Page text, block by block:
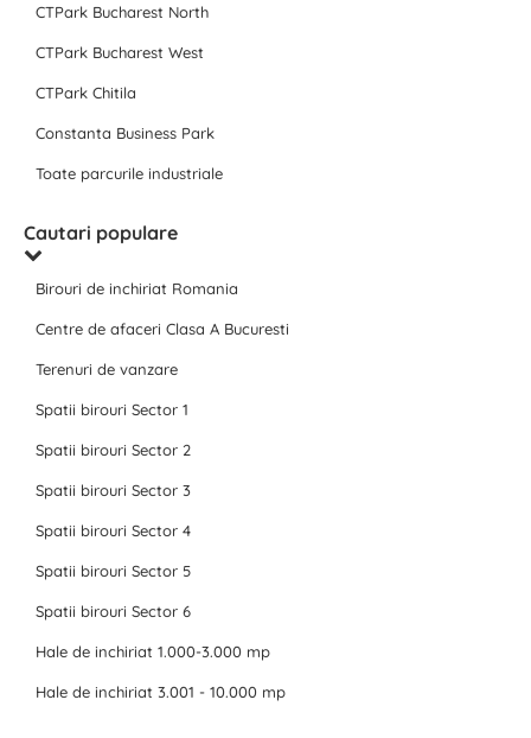
CTPark Bucharest North
CTPark Bucharest West
CTPark Chitila
Constanta Business Park
Toate parcurile industriale
Cautari populare
Birouri de inchiriat Romania
Centre de afaceri Clasa A Bucuresti
Terenuri de vanzare
Spatii birouri Sector 1
Spatii birouri Sector 2
Spatii birouri Sector 3
Spatii birouri Sector 4
Spatii birouri Sector 5
Spatii birouri Sector 6
Hale de inchiriat 1.000-3.000 mp
Hale de inchiriat 3.001 - 10.000 mp